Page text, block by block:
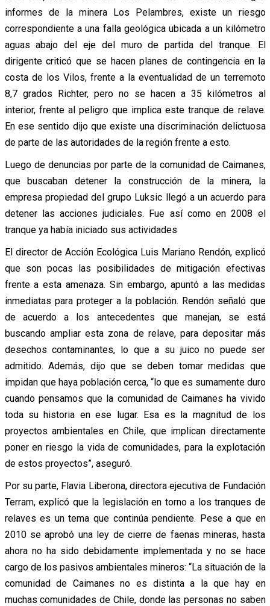
informes de la minera Los Pelambres, existe un riesgo
correspondiente a una falla geológica ubicada a un kilómetro
aguas abajo del eje del muro de partida del tranque. El
dirigente criticó que se hacen planes de contingencia en la
costa de los Vilos, frente a la eventualidad de un terremoto
8,7 grados Richter, pero no se hacen a 35 kilómetros al
interior, frente al peligro que implica este tranque de relave.
En ese sentido dijo que existe una discriminación delictuosa
de parte de las autoridades de la región frente a esto.
Luego de denuncias por parte de la comunidad de Caimanes,
que buscaban detener la construcción de la minera, la
empresa propiedad del grupo Luksic llegó a un acuerdo para
detener las acciones judiciales. Fue así como en 2008 el
tranque ya había iniciado sus actividades
El director de Acción Ecológica Luis Mariano Rendón, explicó
que son pocas las posibilidades de mitigación efectivas
frente a esta amenaza. Sin embargo, apuntó a las medidas
inmediatas para proteger a la población. Rendón señaló que
de acuerdo a los antecedentes que manejan, se está
buscando ampliar esta zona de relave, para depositar más
desechos contaminantes, lo que a su juico no puede ser
admitido. Además, dijo que se deben tomar medidas que
impidan que haya población cerca, “lo que es sumamente duro
cuando pensamos que la comunidad de Caimanes ha vivido
toda su historia en ese lugar. Esa es la magnitud de los
proyectos ambientales en Chile, que implican directamente
poner en riesgo la vida de comunidades, para la explotación
de estos proyectos”, aseguró.
Por su parte, Flavia Liberona, directora ejecutiva de Fundación
Terram, explicó que la legislación en torno a los tranques de
relaves es un tema que continúa pendiente. Pese a que en
2010 se aprobó una ley de cierre de faenas mineras, hasta
ahora no ha sido debidamente implementada y no se hace
cargo de los pasivos ambientales mineros: “La situación de la
comunidad de Caimanes no es distinta a la que hay en
muchas comunidades de Chile, donde las personas no saben